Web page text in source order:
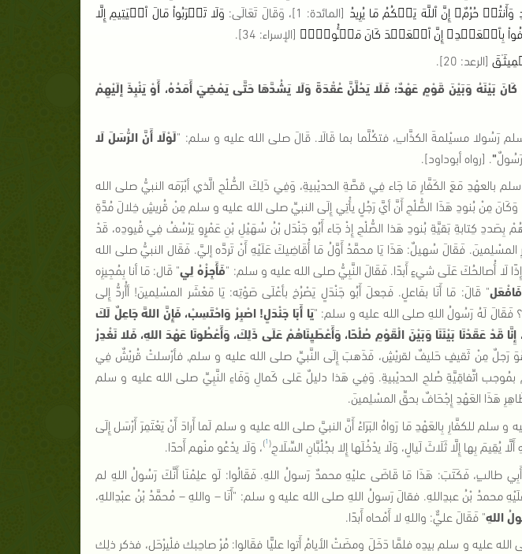
حُرُمٌ‌ۗ إِنَّ ٱللَّهَ يَحۡكُمُ مَا يُرِيدُ [المائدة: 1] ، وَقَالَ تَعَالَى: وَلَا تَقۡرَبُواْ مَالَ ٱلۡيَتِيمِ إِلَّا
بِٱلۡعَهۡدِ‌ۖ إِنَّ ٱلۡعَهۡدَ كَانَ مَسۡـُٔولاً۬ [الإسراء: 34].
[الرعد: 20].
بَيْنَهُ وَبَيْنَ قَوْمٍ عَهْدٌ؛ فَلَا يَحُلَّنَّ عُقْدَةً وَلَا يَشُدَّهَا حَتَّى يَمْضِيَ أَمَدُهُ، أَوْ يَنْبِذَ إلَيْهِمْ
رَسُولا مسيْلمةَ الكذَّابِ، فتكُلَّما بما قَالَا . قَالَ صلى الله عليه و سلم: "لَوْلَا أَنَّ الرُّسَلَ لَا
"
. [رواه أبوداود].
بالعهْدِ مَعَ الكَفَّارِ مَا جَاء فِي قصَّةِ الحديْبيةِ، وَفِي ذَلِكَ الصُّلْحِ الَّذي أبْرَمَه النبيُّ صلى الله
مِنْ بُنودِ هَذَا الصُّلْحِ أَنَّ أيَّ رَجُلٍ يأْتِي إِلَى النبيِّ صلى الله عليه و سلم مِنْ قُريشٍ خِلالَ مُدَّةِ
بِصَددِ كِتابةِ بَقيَّةِ بُنودِ هَذا الصُّلْحِ إِذْ جَاء أَبُو جَنْدَل بْنُ سُهَيْلِ بْنِ عَمْرٍو يَرْسُفُ فِي قُيودِه، قَدْ
.فَقَالَ سُهيلٌ: هَذَا يَا محمَّدُ أَوَّلُ مَا أُقَاضِيكَ عَلَيْهِ أَنْ تَردَّه إليَّ.فَقَال النبيُّ صلى الله
إِذًا لَا أُصالحُكَ عَلَى شيءٍ أَبدًا. فَقَالَ النَّبِيُّ صلى الله عليه و سلم: "فَأَجِزْهُ لِي" قَال: مَا أنا بِمُجِيزِه
"قَالَ: مَا أَنَا بفَاعلٍ.فَجعلَ أَبُو جَنْدَلٍ يَصْرُخ بأعْلَى صَوْتِه:يَا مَعْشَر المسْلِمينَ! أأُردُّ إِلى
لَهُ رَسُولُ اللهِ صلى الله عليه و سلم: "يَا أَبَا جَنْدَلٍ!اصْبِرْ وَاحْتَسِبْ، فَإِنَّ اللهَّ جَاعِلٌ لَكَ
عَقَدْنَا بَيْنَنَا وَبَيْنَ الْقَوْمِ صُلْحًا، وَأَعْطَيِنَاهُمْ عَلَى ذَلِكَ، وَأَعْطُونَا عَهْدَ اللهِ، فَلا نَغْدِرُ
رَجلٌ مِنْ ثَقيفٍ حَليفٌ لقريْشٍ، فَذَهبَ إِلَى النَّبيِّ صلى الله عليه و سلم,فأرْسلتْ قُريْشٌ فِي
اتِّفاقِيَّةِ صُلحِ الحديْبيةِ. وَفِي هَذا دليلٌ عَلى كَمالِ وَفَاءِ النَّبِيِّ صلى الله عليه و سلم
هَذَا العَهْدِ إِجْحَافٌ بحقِّ المسْلِمينَ.
سلم للكفَّارِ بِالعَهْدِ مَا رَواهُ البَرَاءُ أَنَّ النبيَّ صلى الله عليه و سلم لَما أَرادَ أَنْ يَعْتَمِرَ أَرْسَل إِلَى
بِها إِلَّا ثَلَاثَ لَيالٍ، وَلَا يدْخُلَها إِلا بجُلُبَّانِ السِّلَاحِ(
1
)، وَلَا يدْعُو منْهم أَحدًا.
طالبٍ، فَكَتَبَ: هَذَا مَا قَاضَى عليْهِ محمدٌ رَسولُ اللهِ.فَقَالُوا: لَو علِمْنَا أَنَّكَ رَسُولُ اللهِ لم
محمدُ بْنُ عبدِاللهِ. فقالَ رَسولُ اللهِ صلى الله عليه و سلم: "أَنَا – واللهِ – مُحمَّدُ بْنُ عبْدِاللهِ،
اللهِ"فَقَالَ عليٌّ: واللهِ لا أَمْحاه أَبدًا.
الله عليه و سلم بيدِه فلمَّا دَخَلَ ومضَتْ الأيامُ أَتوا عليًّا فقَالوا: مُرْ صاحِبك فلْيرْحَل، فذكر ذلِك